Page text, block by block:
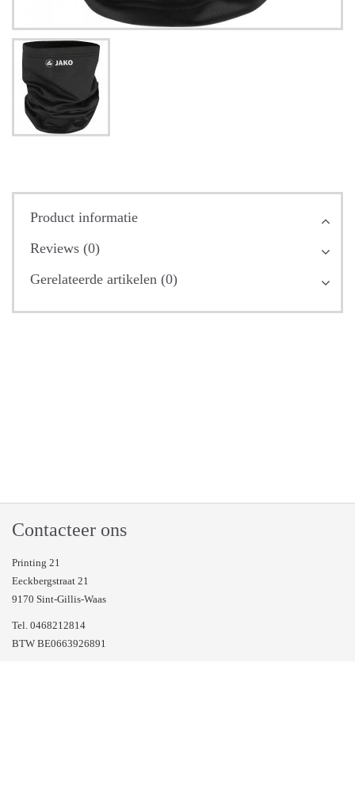
Product informatie
Reviews (0)
Gerelateerde artikelen (0)
Contacteer ons
Printing 21
Eeckbergstraat 21
9170 Sint-Gillis-Waas
Tel. 0468212814
BTW BE0663926891